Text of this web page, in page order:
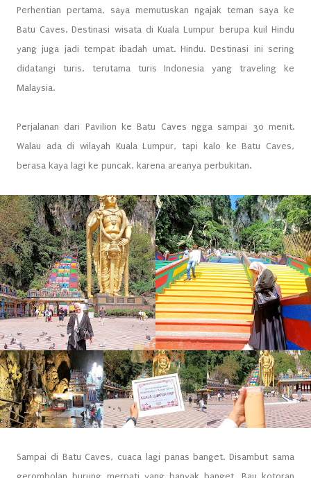
Perhentian pertama, saya memutuskan ngajak teman saya ke
Batu Caves. Destinasi wisata di Kuala Lumpur berupa kuil Hindu
yang juga jadi tempat ibadah umat. Hindu. Destinasi ini sering
didatangi turis, terutama turis Indonesia yang traveling ke
Malaysia.
Perjalanan dari Pavilion ke Batu Caves ngga sampai 30 menit.
Walau ada di wilayah Kuala Lumpur, tapi kalo ke Batu Caves,
berasa kaya lagi ke puncak, karena areanya perbukitan.
Sampai di Batu Caves, cuaca lagi panas banget. Disambut sama
gerombolan burung merpati yang banyak banget. Bau kotoran